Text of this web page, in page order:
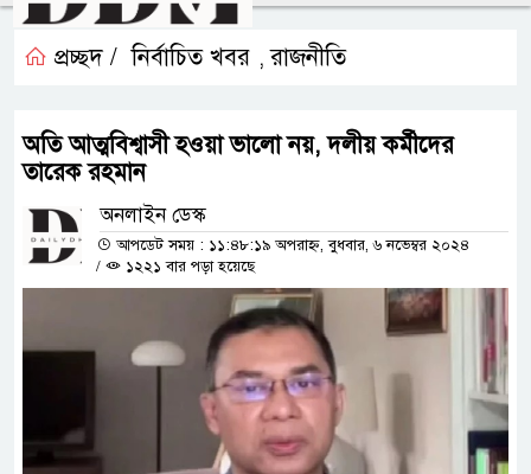
প্রচ্ছদ / নির্বাচিত খবর ,রাজনীতি
অতি আত্মবিশ্বাসী হওয়া ভালো নয়, দলীয় কর্মীদের
তারেক রহমান
অনলাইন ডেস্ক
আপডেট সময় : ১১:৪৮:১৯ অপরাহ্ন, বুধবার, ৬ নভেম্বর ২০২৪
/
১২২১ বার পড়া হয়েছে